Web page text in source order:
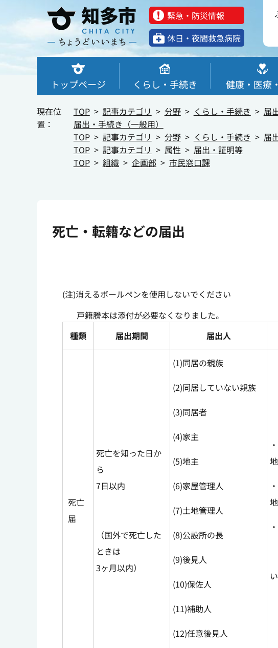
緊急・防災情報
休⽇・夜間救急病院
トップページ くらし・手続き 健康・医療
現在位
置：
TOP 記事カテゴリ 分野 くらし・手続き
届
届出・手続き（一般用）
TOP
記事カテゴリ 分野 くらし・手続き 届
TOP
記事カテゴリ 属性
届出・証明等
TOP
組織 企画部 市民窓口課
死亡・転籍などの届出
(注)消えるボールペンを使用しないでください
戸籍謄本は添付が必要なくなりました。
種類
届出期間 届出人
死亡
届
死亡を知った日か
ら
7日以内
（国外で死亡した
ときは
3ヶ月以内）
(1)同居の親族
(2)同居していない親族
(3)同居者
(4)家主
(5)地主
(6)家屋管理人
(7)土地管理人
(8)公設所の長
(9)後見人
(10)保佐人
(11)補助人
(12)任意後見人
地
地